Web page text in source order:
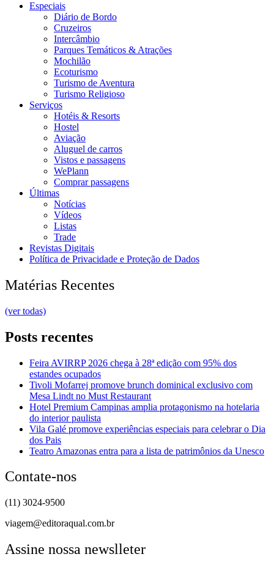
Especiais
Diário de Bordo
Cruzeiros
Intercâmbio
Parques Temáticos & Atrações
Mochilão
Ecoturismo
Turismo de Aventura
Turismo Religioso
Serviços
Hotéis & Resorts
Hostel
Aviação
Aluguel de carros
Vistos e passagens
WePlann
Comprar passagens
Últimas
Notícias
Vídeos
Listas
Trade
Revistas Digitais
Política de Privacidade e Proteção de Dados
Matérias Recentes
(ver todas)
Posts recentes
Feira AVIRRP 2026 chega à 28ª edição com 95% dos
estandes ocupados
Tivoli Mofarrej promove brunch dominical exclusivo com
Mesa Lindt no Must Restaurant
Hotel Premium Campinas amplia protagonismo na hotelaria
do interior paulista
Vila Galé promove experiências especiais para celebrar o Dia
dos Pais
Teatro Amazonas entra para a lista de patrimônios da Unesco
Contate-nos
(11) 3024-9500
viagem@editoraqual.com.br
Assine nossa newslleter